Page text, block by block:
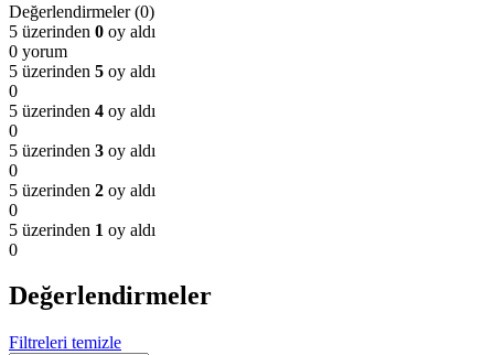
Değerlendirmeler (0)
5 üzerinden 0 oy aldı
0 yorum
5 üzerinden 5 oy aldı
0
5 üzerinden 4 oy aldı
0
5 üzerinden 3 oy aldı
0
5 üzerinden 2 oy aldı
0
5 üzerinden 1 oy aldı
0
Değerlendirmeler
Filtreleri temizle